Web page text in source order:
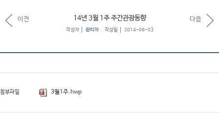
14년 3월 1주 주간관광동향
작성자 관리자 작성일 2014-06-03
이전 다음
첨부파일 3월1주.hwp